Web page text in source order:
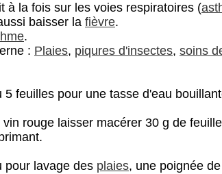
à la fois sur les voies respiratoires (
baisser la fièvre.
.
: Plaies, piqures d'insectes, soins
5 feuilles pour une tasse d'eau
rouge laisser macérer 30 g de
pour lavage des plaies, une poignée